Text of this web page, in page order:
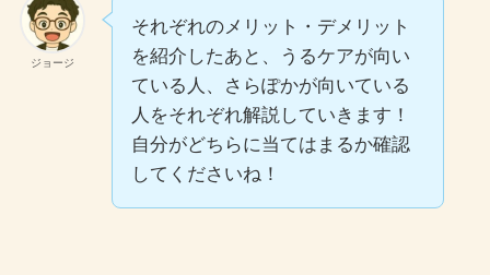
ジョージ
それぞれのメリット・デメリット
を紹介したあと、うるケアが向い
ている人、さらぽかが向いている
人をそれぞれ解説していきます！
自分がどちらに当てはまるか確認
してくださいね！